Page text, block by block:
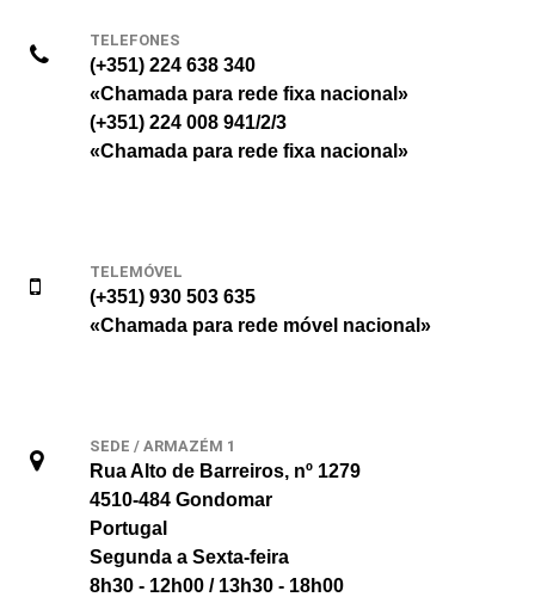
TELEFONES
(+351) 224 638 340
«Chamada para rede fixa nacional»
(+351) 224 008 941/2/3
«Chamada para rede fixa nacional»
TELEMÓVEL
(+351) 930 503 635
«Chamada para rede móvel nacional»
SEDE / ARMAZÉM 1
Rua Alto de Barreiros, nº 1279
4510-484 Gondomar
Portugal
Segunda a Sexta-feira
8h30 - 12h00 / 13h30 - 18h00